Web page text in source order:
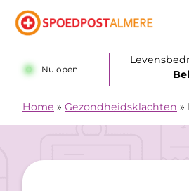
Nu open
Home » Gezondheidsklachten »